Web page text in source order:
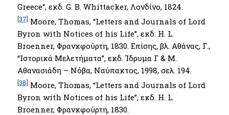
Greece“, εκδ. G. B. Whittacker, Λονδίνο, 1824.
[37] Moore, Thomas, “Letters and Journals of Lord
Byron with Notices of his Life’’, εκδ. H. L.
Broenner, Φρανκφούρτη, 1830. Επίσης, βλ. Αθάνας, Γ.,
“Ιστορικά Μελετήματα’’, εκδ. Ίδρυμα Γ & Μ.
Αθανασιάδη – Νόβα, Ναύπακτος, 1998, σελ. 194.
[38] Moore, Thomas, “Letters and Journals of Lord
Byron with Notices of his Life’’, εκδ. H. L.
Broenner, Φρανκφούρτη, 1830.